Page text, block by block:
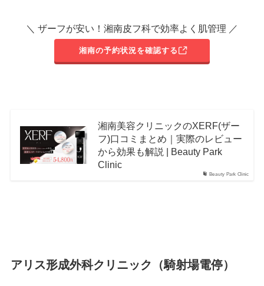
＼ ザーフが安い！湘南皮フ科で効率よく肌管理 ／
湘南の予約状況を確認する
Beauty Park Clinic
湘南美容クリニックのXERF(ザー
フ)口コミまとめ｜実際のレビュー
から効果も解説 | Beauty Park
Clinic
アリス形成外科クリニック（騎射場電停）